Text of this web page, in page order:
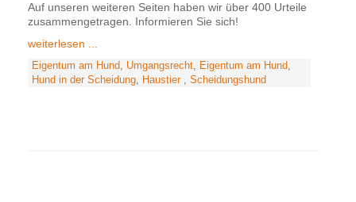
Auf unseren weiteren Seiten haben wir über 400 Urteile
zusammengetragen. Informieren Sie sich!
weiterlesen ...
Eigentum am Hund, Umgangsrecht, Eigentum am Hund,
Hund in der Scheidung, Haustier , Scheidungshund